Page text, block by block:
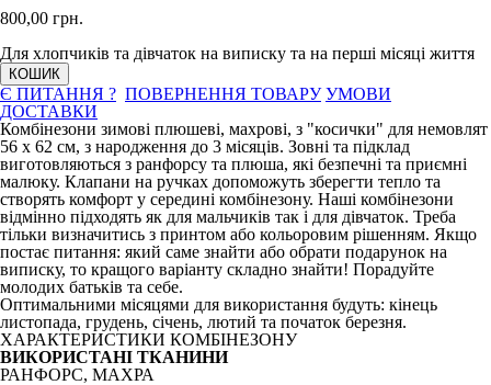
800,00 грн.
Для хлопчиків та дівчаток на виписку та на перші місяці життя
КОШИК
Є ПИТАННЯ ? ПОВЕРНЕННЯ ТОВАРУ УМОВИ
ДОСТАВКИ
Комбінезони зимові плюшеві, махрові, з "косички" для немовлят
56 х 62 см, з народження до 3 місяців. Зовні та підклад
виготовляються з ранфорсу та плюша, які безпечні та приємні
малюку. Клапани на ручках допоможуть зберегти тепло та
створять комфорт у середині комбінезону. Наші комбінезони
відмінно підходять як для мальчиків так і для дівчаток. Треба
тільки визначитись з принтом або кольоровим рішенням. Якщо
постає питання: який саме знайти або обрати подарунок на
виписку, то кращого варіанту складно знайти! Порадуйте
молодих батьків та себе.
Оптимальними місяцями для використання будуть: кінець
листопада, грудень, січень, лютий та початок березня.
ХАРАКТЕРИСТИКИ КОМБІНЕЗОНУ
ВИКОРИСТАНІ ТКАНИНИ
РАНФОРС, МАХРА